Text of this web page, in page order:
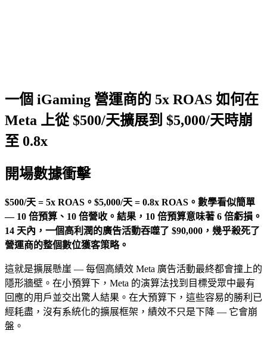
一個 iGaming 營運商的 5x ROAS 如何在
Meta 上從 $500/天擴展到 $5,000/天時崩
至 0.8x
開場數據衝擊
$500/天 = 5x ROAS。$5,000/天 = 0.8x ROAS。數學看似簡單
— 10 倍預算、10 倍營收。結果，10 倍預算意味著 6 倍虧損。
14 天內，一個高利潤的廣告活動吞噬了 $90,000，幾乎殺死了
營運商的整個數位獲客策略。
這就是擴展懸崖 — 每個高績效 Meta 廣告活動最終都會撞上的
隱形牆壁。在小預算下，Meta 的演算法找到目標受眾中最有
回應的用戶並交出驚人結果。在大預算下，這些容易的勝利已
經耗盡，沒有系統化的擴展框架，績效不只是下降 — 它會崩
盤。